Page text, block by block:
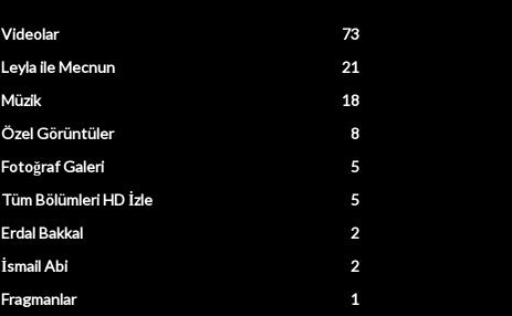
Videolar
73
Leyla ile Mecnun
21
Müzik
18
Özel Görüntüler
8
Fotoğraf Galeri
5
Tüm Bölümleri HD İzle
5
Erdal Bakkal
2
İsmail Abi
2
Fragmanlar
1